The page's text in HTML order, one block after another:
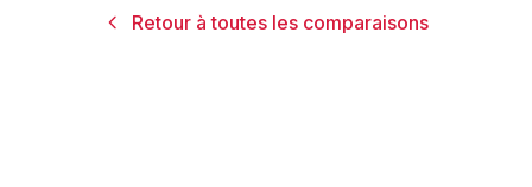
Retour à toutes les comparaisons